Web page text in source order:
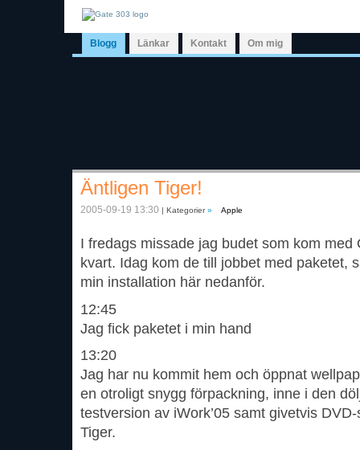
Blogg Länkar Kontakt Om mig
Äntligen Tiger!
2005-09-19 13:30 | Kategorier» Apple
I fredags missade jag budet som kom med
kvart. Idag kom de till jobbet med paketet,
min installation här nedanför.
12:45
Jag fick paketet i min hand
13:20
Jag har nu kommit hem och öppnat
en otroligt snygg förpackning, inne i den
testversion av iWork’05 samt givetvis
Tiger.